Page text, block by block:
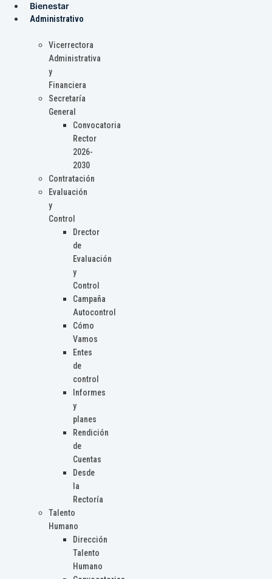
Bienestar
Administrativo
Vicerrectora
Administrativa
y
Financiera
Secretaría
General
Convocatoria
Rector
2026-
2030
Contratación
Evaluación
y
Control
Drector
de
Evaluación
y
Control
Campaña
Autocontrol
Cómo
Vamos
Entes
de
control
Informes
y
planes
Rendición
de
Cuentas
Desde
la
Rectoría
Talento
Humano
Dirección
Talento
Humano